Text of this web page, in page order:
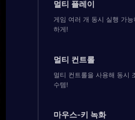
멀티 플레이
게임 여러 개 동시 실행 가
하게!
멀티 컨트롤
멀티 컨트롤을 사용해 동시
수템!
마우스-키 녹화